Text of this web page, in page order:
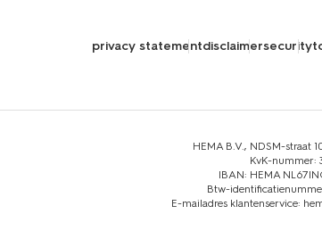
privacy statementdisclaimersecurity
HEMA B.V., NDSM-straat
KvK-nummer:
IBAN: HEMA
Btw-
E-mailadres klantenservice: